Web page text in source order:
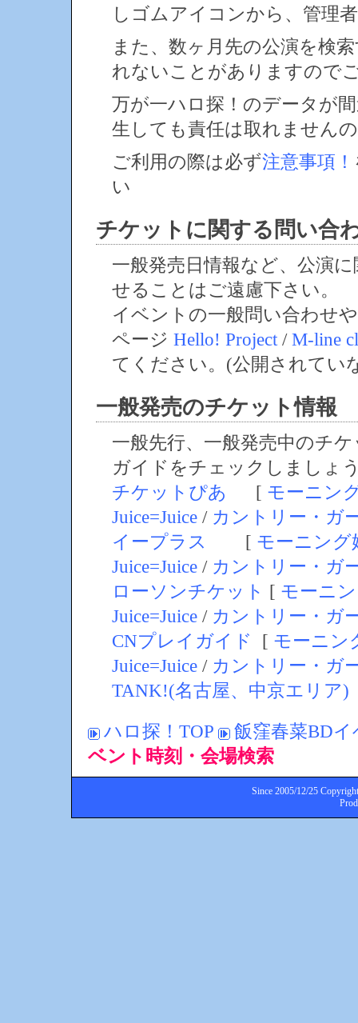
しゴムアイコンから、管理
また、数ヶ月先の公演を検
れないことがありますので
万が一ハロ探！のデータが
生しても責任は取れません
ご利用の際は必ず注意事項！
い
チケットに関する問い合
一般発売日情報など、公演
せることはご遠慮下さい。
イベントの一般問い合わせ
ページ Hello! Project /M-line
てください。(公開されてい
一般発売のチケット情報
一般先行、一般発売中のチ
ガイドをチェックしましょ
チケットぴあ
[ モーニン
Juice=Juice / カントリー・ガ
イープラス
[ モーニング
Juice=Juice / カントリー・ガ
ローソンチケット [ モーニ
Juice=Juice / カントリー・ガ
CNプレイガイド
[ モーニン
Juice=Juice / カントリー・ガ
TANK!(名古屋、中京エリア)
ハロ探！TOP
飯窪春菜BD
ベント時刻・会場検索
Since 2005/12/25